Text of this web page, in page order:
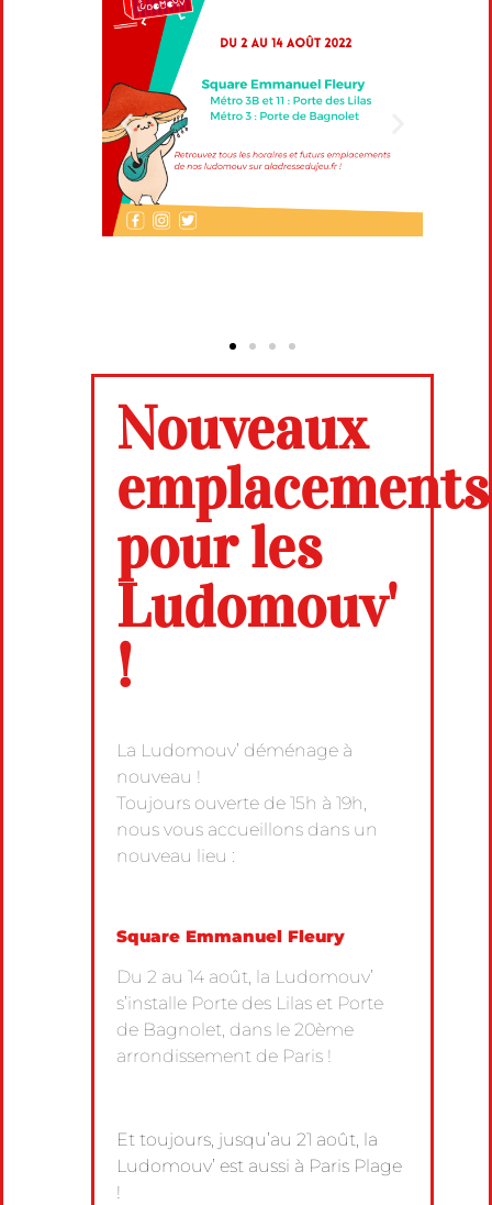
Nouveaux
emplacements
pour les
Ludomouv'
!
La Ludomouv’ déménage à
nouveau !
Toujours ouverte de 15h à 19h,
nous vous accueillons dans un
nouveau lieu :
Square Emmanuel Fleury
Du 2 au 14 août, la Ludomouv’
s’installe Porte des Lilas et Porte
de Bagnolet, dans le 20ème
arrondissement de Paris !
Et toujours, jusqu’au 21 août, la
Ludomouv’ est aussi à Paris Plage
!